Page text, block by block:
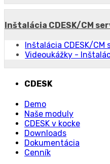
Inštalácia CDESK/CM
Inštalácia CDESK/CM
Videoukážky -
CDESK
Demo
Naše moduly
CDESK v kocke
Downloads
Dokumentácia
Cenník